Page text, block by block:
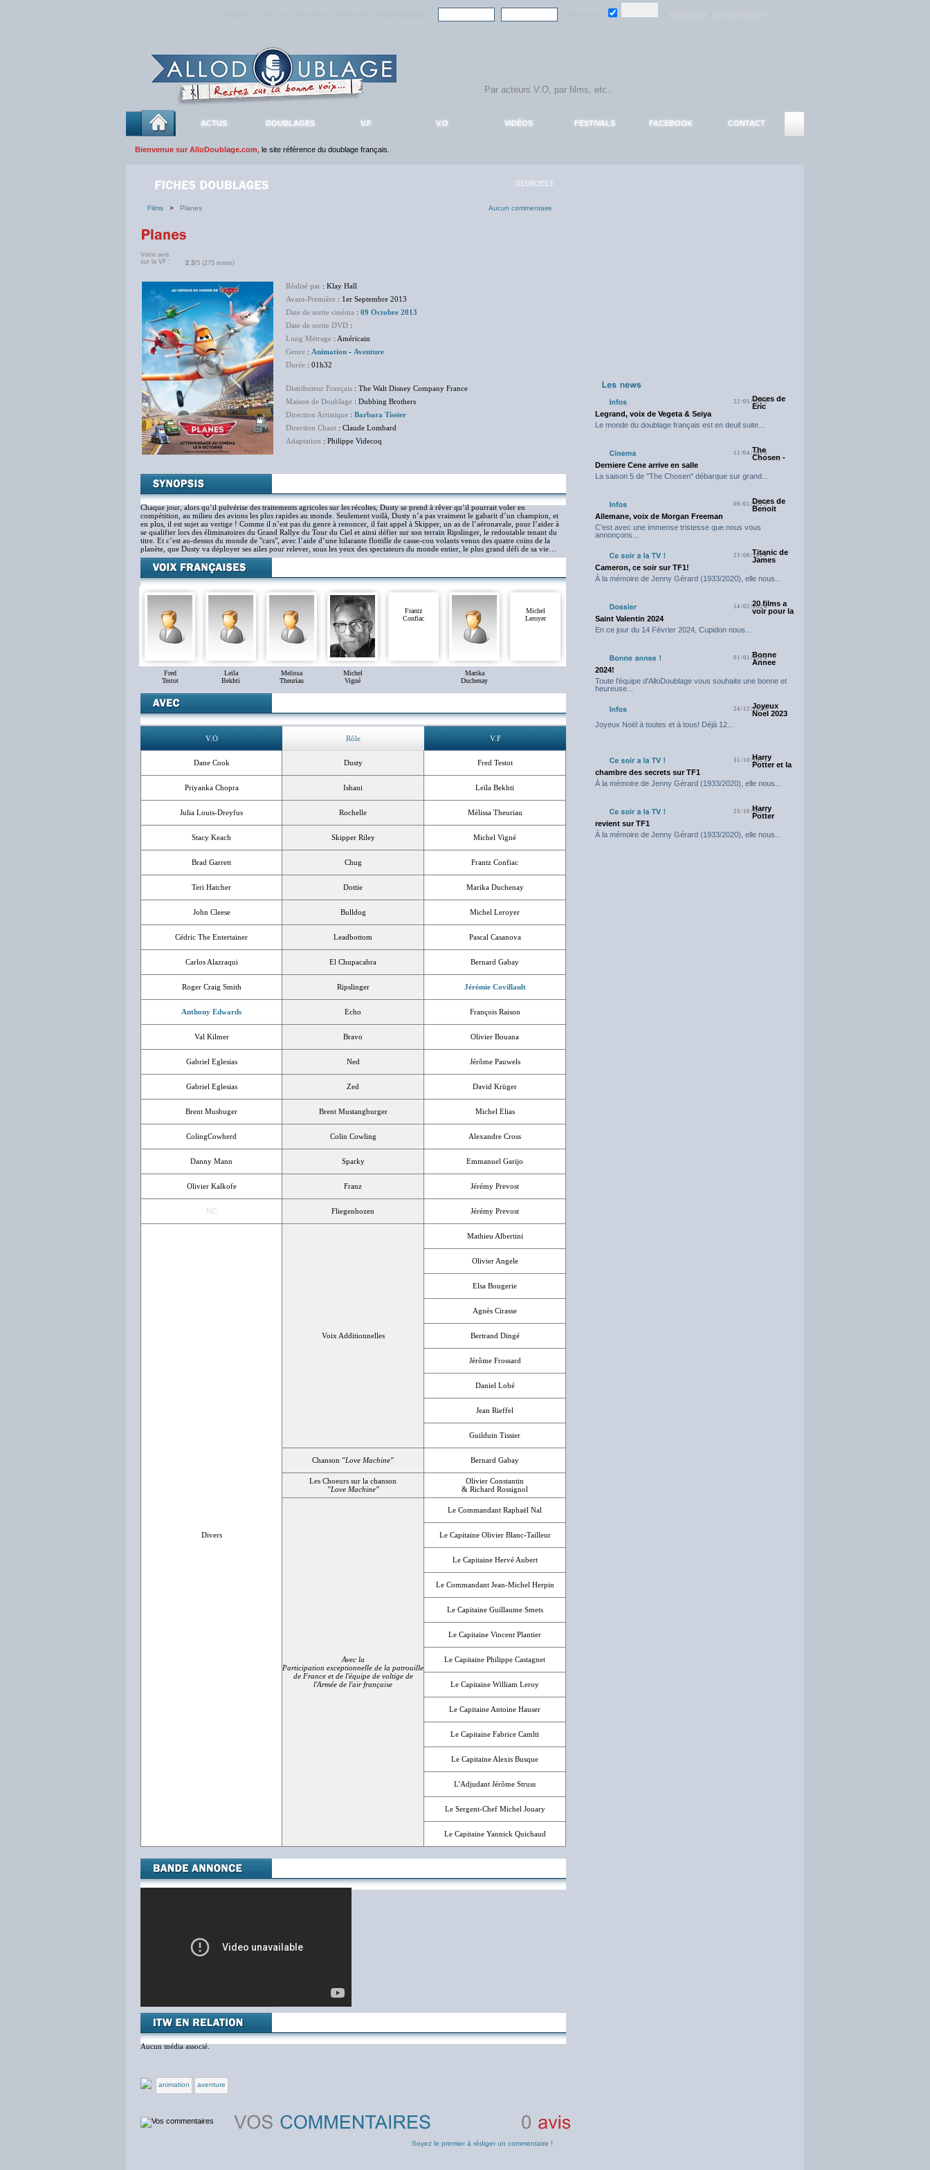
ACTUS DOUBLAGES V.F V.O VIDÉOS FESTIVALS FACEBOOK CONTACT
Bienvenue sur AlloDoublage.com , le site référence du doublage français.
01/09/2013
Films > Planes Aucun commentaire
Votre avis
sur la VF :
2.3/5 (275 notes)
Réalisé par : Klay Hall
Avant-Première : 1er Septembre 2013
Date de sortie cinéma : 09 Octobre 2013
Date de sortie DVD :
Long Métrage : Américain
Genre : Animation - Aventure
Durée : 01h32
Distributeur Français : The Walt Disney Company France
Maison de Doublage : Dubbing Brothers
Direction Artistique : Barbara Tissier
Direction Chant : Claude Lombard
Adaptation : Philippe Videcoq
Chaque jour, alors qu’il pulvérise des traitements agricoles sur les récoltes, Dusty se prend à rêver qu’il pourrait voler en
compétition, au milieu des avions les plus rapides au monde. Seulement voilà, Dusty n’a pas vraiment le gabarit d’un champion, et
en plus, il est sujet au vertige ! Comme il n’est pas du genre à renoncer, il fait appel à Skipper, un as de l’aéronavale, pour l’aider à
se qualifier lors des éliminatoires du Grand Rallye du Tour du Ciel et ainsi défier sur son terrain Ripslinger, le redoutable tenant du
titre. Et c’est au-dessus du monde de "cars", avec l’aide d’une hilarante flottille de casse-cou volants venus des quatre coins de la
planète, que Dusty va déployer ses ailes pour relever, sous les yeux des spectateurs du monde entier, le plus grand défi de sa vie…
Fred
Testot
Leïla
Bekhti
Melissa
Theuriau
Michel
Vigné
Frantz
Confiac
Marika
Duchenay
Michel
Leroyer
V.O Rôle V.F
Dane Cook Dusty Fred Testot
Priyanka Chopra Ishani Leïla Bekhti
Julia Louis-Dreyfus Rochelle Mélissa Theuriau
Stacy Keach Skipper Riley Michel Vigné
Brad Garrett Chug Frantz Confiac
Teri Hatcher Dottie Marika Duchenay
John Cleese Bulldog Michel Leroyer
Cédric The Entertainer Leadbottom Pascal Casanova
Carlos Alazraqui El Chupacabra Bernard Gabay
Roger Craig Smith Ripslinger Jérémie Covillault
Anthony Edwards Echo François Raison
Val Kilmer Bravo Olivier Bouana
Gabriel Eglesias Ned Jérôme Pauwels
Gabriel Eglesias Zed David Krüger
Brent Musbuger Brent Mustangburger Michel Elias
ColingCowherd Colin Cowling Alexandre Cross
Danny Mann Sparky Emmanuel Garijo
Olivier Kalkofe Franz Jérémy Prevost
NC Fliegenhozen Jérémy Prevost
Divers
Voix Additionnelles
Mathieu Albertini
Olivier Angele
Elsa Bougerie
Agnès Cirasse
Bertrand Dingé
Jérôme Frossard
Daniel Lobé
Jean Rieffel
Guilduin Tissier
Chanson "Love Machine" Bernard Gabay
Les Choeurs sur la chanson
"Love Machine"
Olivier Constantin
& Richard Rossignol
Avec la
Participation exceptionnelle de la patrouille
de France et de l'équipe de voltige de
l'Armée de l'air française
Le Commandant Raphaël Nal
Le Capitaine Olivier Blanc-Tailleur
Le Capitaine Hervé Aubert
Le Commandant Jean-Michel Herpin
Le Capitaine Guillaume Smets
Le Capitaine Vincent Plantier
Le Capitaine Philippe Castagnet
Le Capitaine William Leroy
Le Capitaine Antoine Hauser
Le Capitaine Fabrice Camlti
Le Capitaine Alexis Busque
L'Adjudant Jérôme Struss
Le Sergent-Chef Michel Jouary
Le Capitaine Yannick Quichaud
Aucun média associé.
animation aventure
Soyez le premier à rédiger un commentaire !
22/05/2025Deces de
Eric
Legrand, voix de Vegeta & Seiya
Le monde du doublage français est en deuil suite...
11/04/2025
The
Chosen -
Derniere Cene arrive en salle
La saison 5 de "The Chosen" débarque sur grand...
09/01/2025Deces de
Benoit
Allemane, voix de Morgan Freeman
C'est avec une immense tristesse que nous vous
annonçons...
23/06/2024Titanic de
James
Cameron, ce soir sur TF1!
À la mémoire de Jenny Gérard (1933/2020), elle nous...
14/02/202420 films a
voir pour la
Saint Valentin 2024
En ce jour du 14 Février 2024, Cupidon nous...
01/01/2024
Bonne
Annee
2024!
Toute l'équipe d'AlloDoublage vous souhaite une bonne et
heureuse...
24/12/2023
Joyeux
Noel 2023
Joyeux Noël à toutes et à tous! Déjà 12...
31/10/2023
Harry
Potter et la
chambre des secrets sur TF1
À la mémoire de Jenny Gérard (1933/2020), elle nous...
23/10/2023
Harry
Potter
revient sur TF1
À la mémoire de Jenny Gérard (1933/2020), elle nous...